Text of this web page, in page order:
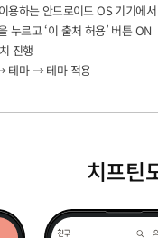
용하는 안드로이드 OS 기기에
누르고 ‘이 출처 허용’ 버튼 ON
진행
테마 → 테마 적용
치프틴